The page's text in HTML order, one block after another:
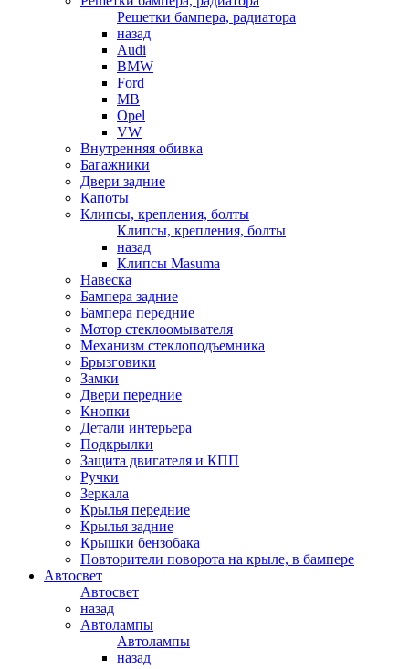
Решетки бампера, радиатора
назад
Audi
BMW
Ford
MB
Opel
VW
Внутренняя обивка
Багажники
Двери задние
Капоты
Клипсы, крепления, болты
Клипсы, крепления, болты
назад
Клипсы Masuma
Навеска
Бампера задние
Бампера передние
Мотор стеклоомывателя
Механизм стеклоподъемника
Брызговики
Замки
Двери передние
Кнопки
Детали интерьера
Подкрылки
Защита двигателя и КПП
Ручки
Зеркала
Крылья передние
Крылья задние
Крышки бензобака
Повторители поворота на крыле, в бампере
Автосвет
Автосвет
назад
Автолампы
Автолампы
назад